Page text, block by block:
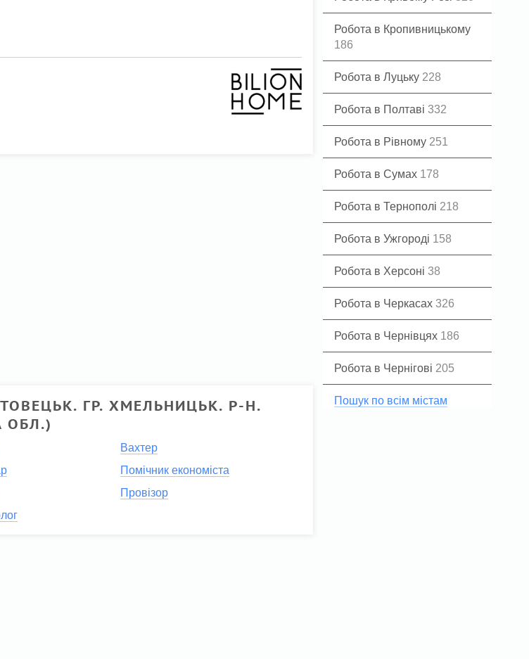
ГР. ХМЕЛЬНИЦЬК. Р-Н.
ОБЛ.)
Вахтер
Помічник економіста
Провізор
Робота в Кропивницькому
186
Робота в Луцьку 228
Робота в Полтаві 332
Робота в Рівному 251
Робота в Сумах 178
Робота в Тернополі 218
Робота в Ужгороді 158
Робота в Херсоні 38
Робота в Черкасах 326
Робота в Чернівцях 186
Робота в Чернігові 205
Пошук по всім містам